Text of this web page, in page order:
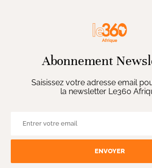
Abonnement
Saisissez votre adresse email
la newsletter Le360
ENVOYER